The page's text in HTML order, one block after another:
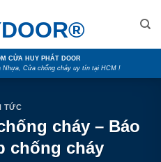
CỬA HUY PHÁT DOOR
Nhựa, Cửa chống cháy uy tín tại HCM !
TỨC
cháy – Báo
chống cháy